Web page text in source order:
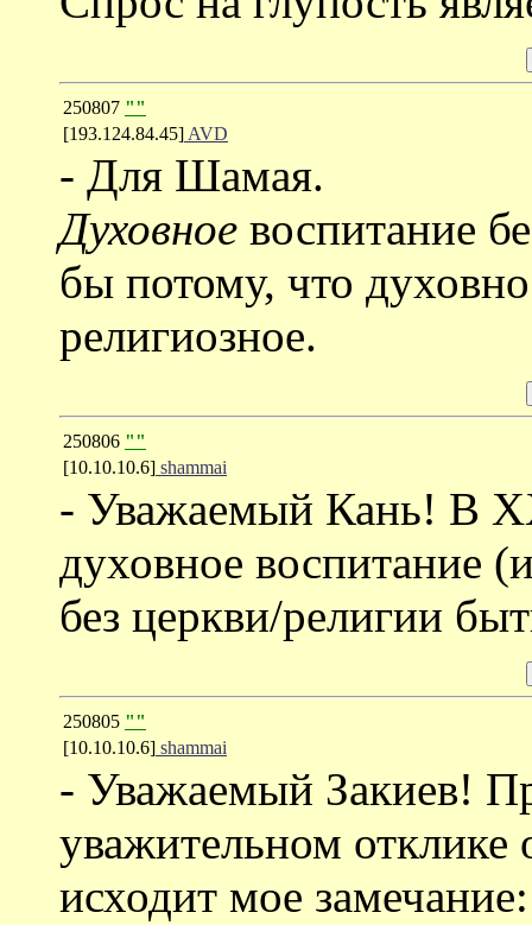
250807 ""
[193.124.84.45] AVD
- Для Шамая.
Духовное воспитание
бы потому, что
религиозное.
250806 ""
[10.10.10.6] shammai
- Уважаемый Кань! В
духовное воспитание
без церкви/религии
250805 ""
[10.10.10.6] shammai
- Уважаемый Закиев!
уважительном
исходит мое